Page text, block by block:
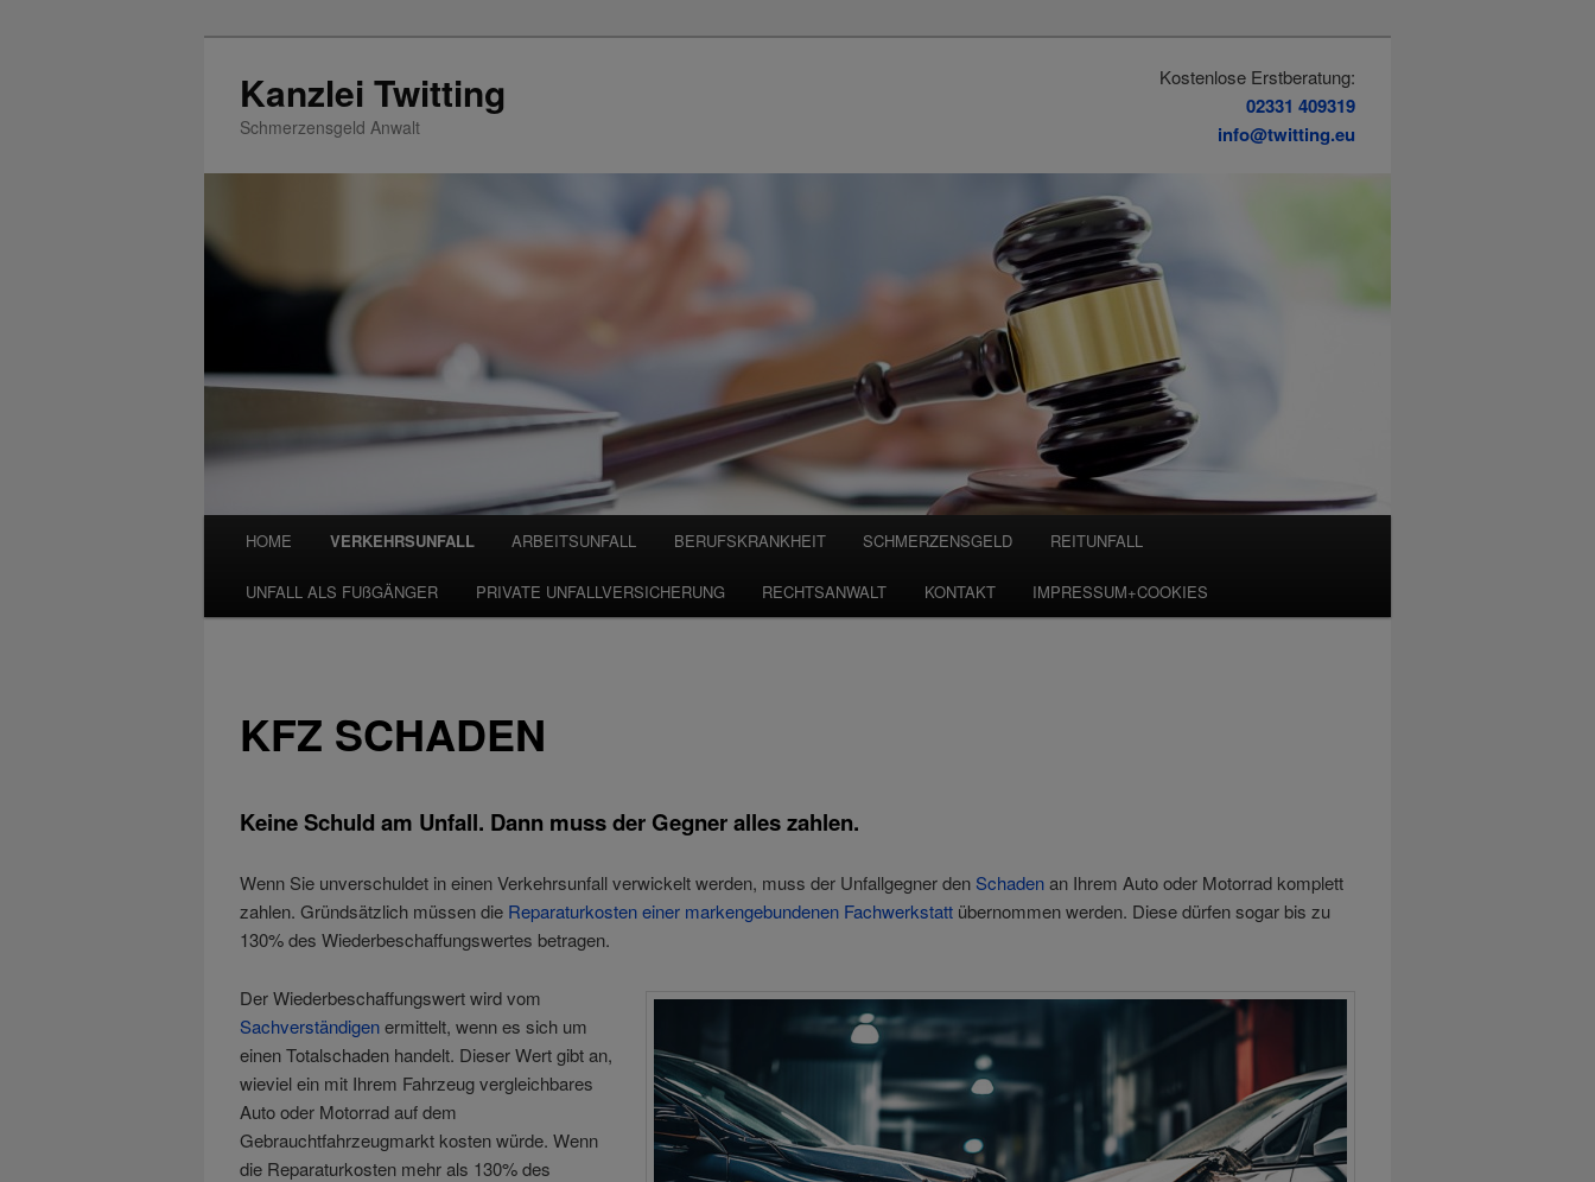
Kanzlei Twitting
Schmerzensgeld Anwalt
Kostenlose Erstberatung:
02331 409319
info@twitting.eu
Hauptmenü
HOME VERKEHRSUNFALL ARBEITSUNFALL BERUFSKRANKHEIT SCHMERZENSGELD REITUNFALL
UNFALL ALS FUßGÄNGER PRIVATE UNFALLVERSICHERUNG RECHTSANWALT KONTAKT IMPRESSUM+COOKIES
KFZ SCHADEN
Keine Schuld am Unfall. Dann muss der Gegner alles zahlen.
Wenn Sie unverschuldet in einen Verkehrsunfall verwickelt werden, muss der Unfallgegner den Schadenan Ihrem Auto oder Motorrad komplett
zahlen. Gründsätzlich müssen die Reparaturkosten einer markengebundenen Fachwerkstatt übernommen werden. Diese dürfen sogar bis zu
130% des Wiederbeschaffungswertes betragen.
Der Wiederbeschaffungswert wird vom
Sachverständigenermittelt, wenn es sich um
einen Totalschaden handelt. Dieser Wert gibt an,
wieviel ein mit Ihrem Fahrzeug vergleichbares
Auto oder Motorrad auf dem
Gebrauchtfahrzeugmarkt kosten würde. Wenn
die Reparaturkosten mehr als 130% des